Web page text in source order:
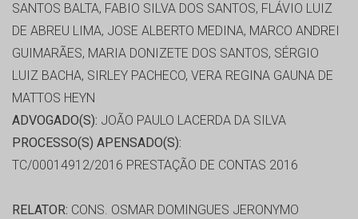
SANTOS BALTA, FABIO SILVA DOS SANTOS, FLÁVIO LUIZ
DE ABREU LIMA, JOSE ALBERTO MEDINA, MARCO ANDREI
GUIMARÃES, MARIA DONIZETE DOS SANTOS, SÉRGIO
LUIZ BACHA, SIRLEY PACHECO, VERA REGINA GAUNA DE
MATTOS HEYN
ADVOGADO(S): JOÃO PAULO LACERDA DA SILVA
PROCESSO(S) APENSADO(S):
TC/00014912/2016 PRESTAÇÃO DE CONTAS 2016
RELATOR: CONS. OSMAR DOMINGUES JERONYMO